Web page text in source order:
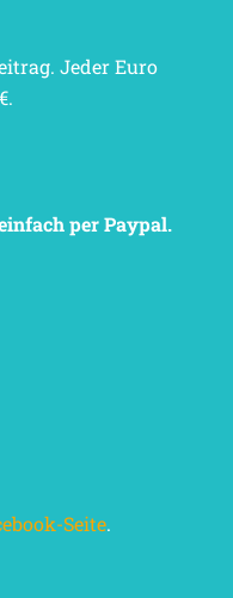
Jeder Euro
per Paypal.
Seite.